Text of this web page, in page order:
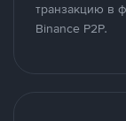
транзакцию в
Binance P2P.